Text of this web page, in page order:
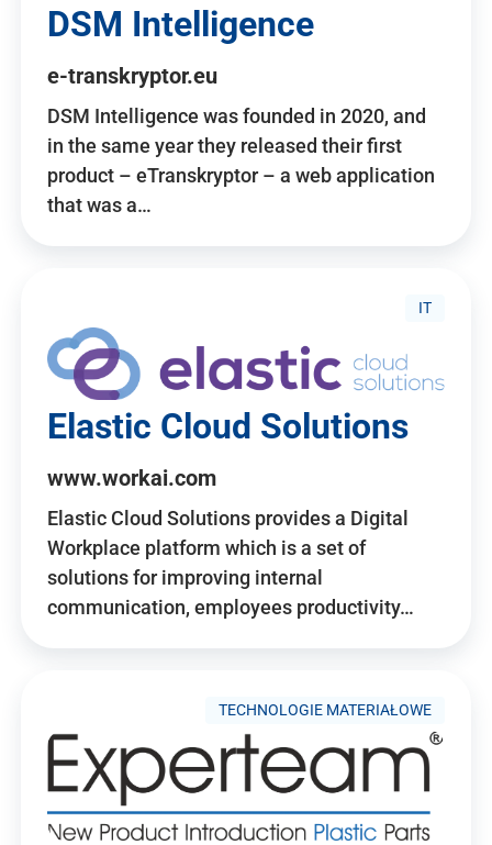
DSM Intelligence
e-transkryptor.eu
DSM Intelligence was founded in 2020, and
in the same year they released their first
product – eTranskryptor – a web application
that was a…
IT
Elastic Cloud Solutions
www.workai.com
Elastic Cloud Solutions provides a Digital
Workplace platform which is a set of
solutions for improving internal
communication, employees productivity…
TECHNOLOGIE MATERIAŁOWE